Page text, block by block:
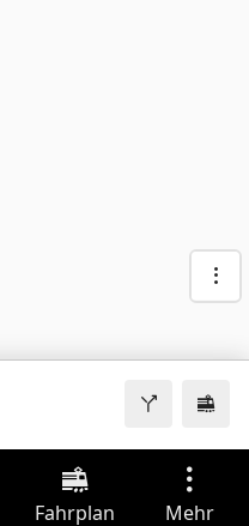
Fahrplan Mehr